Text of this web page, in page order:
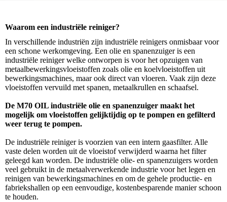
Waarom een industriële reiniger?
In verschillende industriën zijn industriële reinigers onmisbaar voor
een schone werkomgeving. Een olie en spanenzuiger is een
industriële reiniger welke ontworpen is voor het opzuigen van
metaalbewerkingsvloeistoffen zoals olie en koelvloeistoffen uit
bewerkingsmachines, maar ook direct van vloeren. Vaak zijn deze
vloeistoffen vervuild met spanen, metaalkrullen en schaafsel.
De M70 OIL industriële olie en spanenzuiger maakt het
mogelijk om vloeistoffen gelijktijdig op te pompen en gefilterd
weer terug te pompen.
De industriële reiniger is voorzien van een intern gaasfilter. Alle
vaste delen worden uit de vloeistof verwijderd waarna het filter
geleegd kan worden. De industriële olie- en spanenzuigers worden
veel gebruikt in de metaalverwerkende industrie voor het legen en
reinigen van bewerkingsmachines en om de gehele productie- en
fabriekshallen op een eenvoudige, kostenbesparende manier schoon
te houden.